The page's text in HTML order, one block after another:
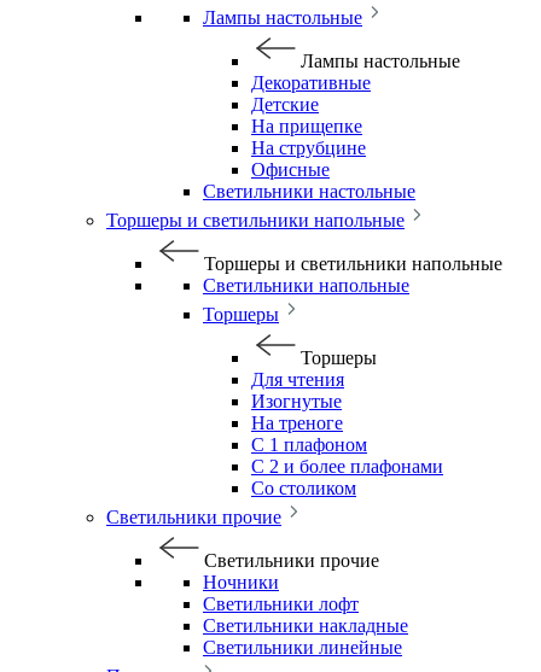
Лампы настольные
Лампы настольные
Декоративные
Детские
На прищепке
На струбцине
Офисные
Светильники настольные
Торшеры и светильники напольные
Торшеры и светильники напольные
Светильники напольные
Торшеры
Торшеры
Для чтения
Изогнутые
На треноге
С 1 плафоном
С 2 и более плафонами
Со столиком
Светильники прочие
Светильники прочие
Ночники
Светильники лофт
Светильники накладные
Светильники линейные